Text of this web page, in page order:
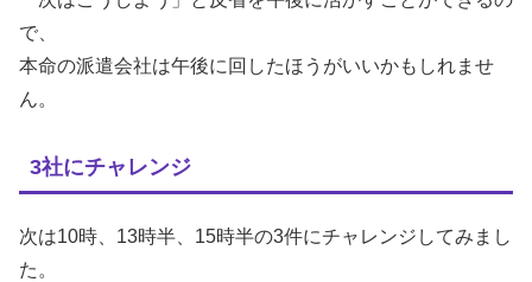
で、
本命の派遣会社は午後に回したほうがいいかもしれませ
ん。
3社にチャレンジ
次は10時、13時半、15時半の3件にチャレンジしてみまし
た。